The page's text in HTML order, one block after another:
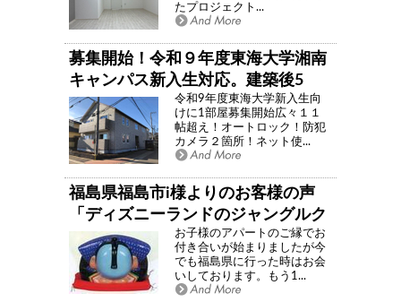
レジオ」当時９部屋に対し１週間で
54組の申し込みが.学生情報センター
未登録物件
たプロジェクト...
募集開始！令和９年度東海大学湘南
キャンパス新入生対応。建築後5
年！！広々11.9帖帖！5.7万円！室内
建築動画！平塚市北金目、東海大学
湘南キャンパスへ徒歩圏アパート
Le bonheur（ル・ボヌール） 「幸
せ」
令和9年度東海大学新入生向
けに1部屋募集開始広々１１
帖超え！オートロック！防犯
カメラ２箇所！ネット使...
福島県福島市i様よりのお客様の声
「ディズニーランドのジャングルク
ルーズ」
お子様のアパートのご縁でお
付き合いが始まりましたが今
でも福島県に行った時はお会
いしております。もう1...